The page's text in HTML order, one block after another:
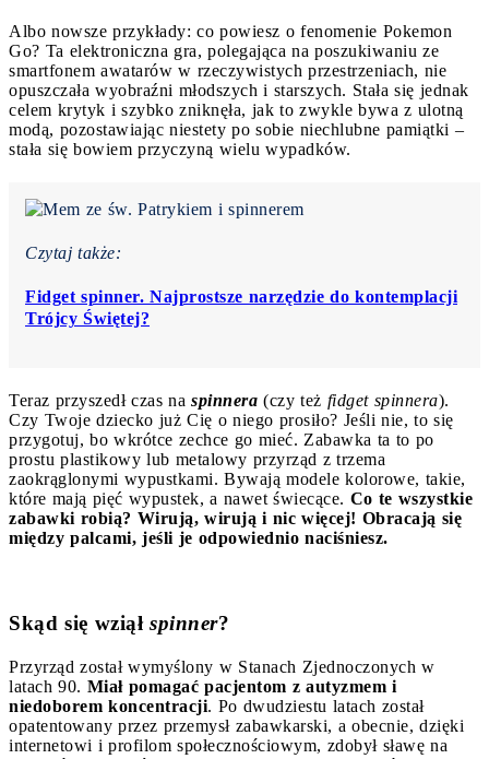
Albo nowsze przykłady: co powiesz o fenomenie Pokemon
Go? Ta elektroniczna gra, polegająca na poszukiwaniu ze
smartfonem awatarów w rzeczywistych przestrzeniach, nie
opuszczała wyobraźni młodszych i starszych. Stała się jednak
celem krytyk i szybko zniknęła, jak to zwykle bywa z ulotną
modą, pozostawiając niestety po sobie niechlubne pamiątki –
stała się bowiem przyczyną wielu wypadków.
Czytaj także:
Fidget spinner. Najprostsze narzędzie do kontemplacji
Trójcy Świętej?
Teraz przyszedł czas na spinnera (czy też fidget spinnera).
Czy Twoje dziecko już Cię o niego prosiło? Jeśli nie, to się
przygotuj, bo wkrótce zechce go mieć. Zabawka ta to po
prostu plastikowy lub metalowy przyrząd z trzema
zaokrąglonymi wypustkami. Bywają modele kolorowe, takie,
które mają pięć wypustek, a nawet świecące. Co te wszystkie
zabawki robią? Wirują, wirują i nic więcej! Obracają się
między palcami, jeśli je odpowiednio naciśniesz.
Skąd się wziął spinner?
Przyrząd został wymyślony w Stanach Zjednoczonych w
latach 90. Miał pomagać pacjentom z autyzmem i
niedoborem koncentracji. Po dwudziestu latach został
opatentowany przez przemysł zabawkarski, a obecnie, dzięki
internetowi i profilom społecznościowym, zdobył sławę na